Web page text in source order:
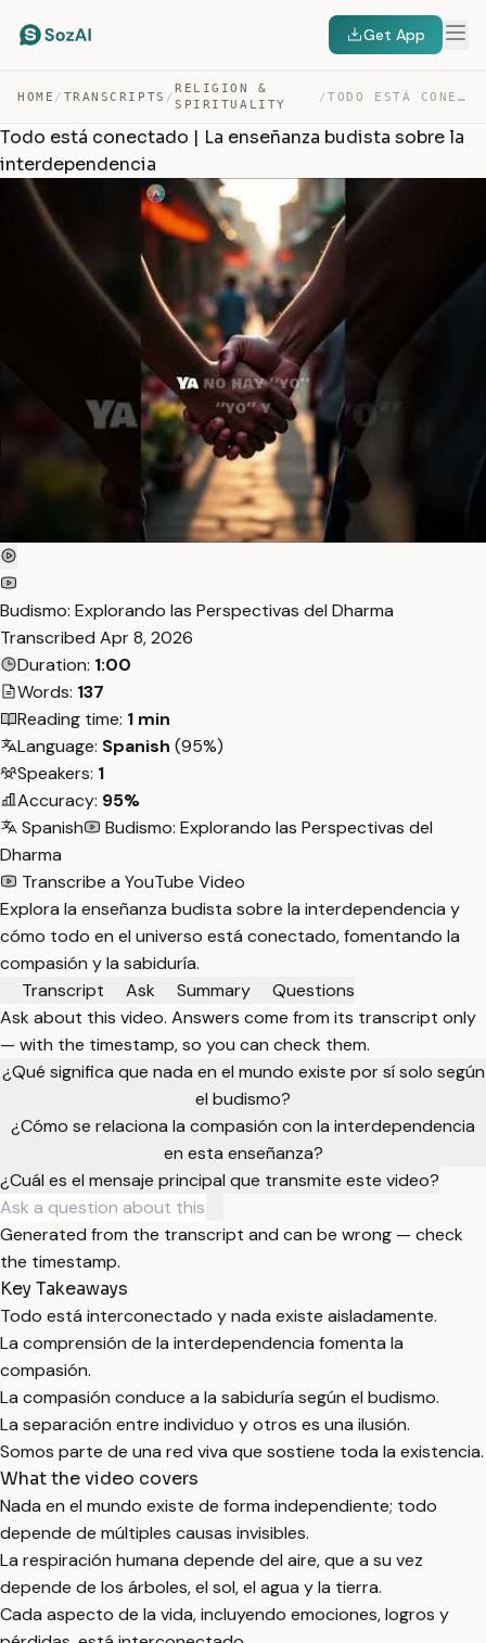
Get App
HOME / TRANSCRIPTS /
RELIGION &
SPIRITUALITY
/ TODO ESTÁ CONECTADO | LA ENSEÑANZA BUDISTA SOBRE LA INT… — TRANSCRIPT
Todo está conectado | La enseñanza budista sobre la
interdependencia
Budismo: Explorando las Perspectivas del Dharma
Transcribed Apr 8, 2026
Duration: 1:00
Words: 137
Reading time: 1 min
Language: Spanish (95%)
Speakers: 1
Accuracy: 95%
Spanish
Budismo: Explorando las Perspectivas del
Dharma
Transcribe a YouTube Video
Explora la enseñanza budista sobre la interdependencia y
cómo todo en el universo está conectado, fomentando la
compasión y la sabiduría.
Transcript
Ask Summary
Questions
Ask about this video. Answers come from its transcript only
— with the timestamp, so you can check them.
¿Qué significa que nada en el mundo existe por sí solo según
el budismo?
¿Cómo se relaciona la compasión con la interdependencia
en esta enseñanza?
¿Cuál es el mensaje principal que transmite este video?
Generated from the transcript and can be wrong — check
the timestamp.
Key Takeaways
Todo está interconectado y nada existe aisladamente.
La comprensión de la interdependencia fomenta la
compasión.
La compasión conduce a la sabiduría según el budismo.
La separación entre individuo y otros es una ilusión.
Somos parte de una red viva que sostiene toda la existencia.
What the video covers
Nada en el mundo existe de forma independiente; todo
depende de múltiples causas invisibles.
La respiración humana depende del aire, que a su vez
depende de los árboles, el sol, el agua y la tierra.
Cada aspecto de la vida, incluyendo emociones, logros y